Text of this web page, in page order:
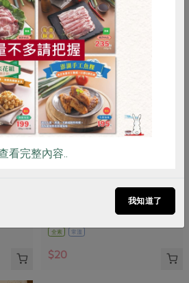
正康食品有限公司
全素 常溫
$20
食譜 減硝酸鹽
共同購買
看完整內容..
我知道了